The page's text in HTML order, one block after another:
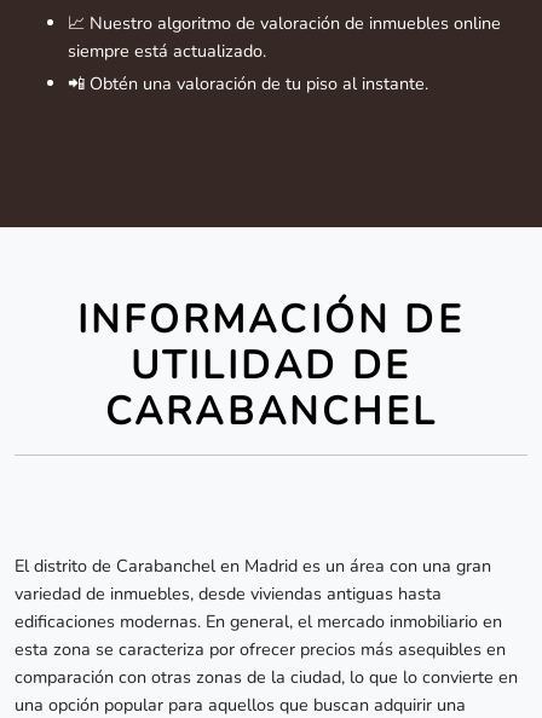
📈 Nuestro algoritmo de valoración de inmuebles online
siempre está actualizado.
📲 Obtén una valoración de tu piso al instante.
INFORMACIÓN DE
UTILIDAD DE
CARABANCHEL
El distrito de Carabanchel en Madrid es un área con una gran
variedad de inmuebles, desde viviendas antiguas hasta
edificaciones modernas. En general, el mercado inmobiliario en
esta zona se caracteriza por ofrecer precios más asequibles en
comparación con otras zonas de la ciudad, lo que lo convierte en
una opción popular para aquellos que buscan adquirir una